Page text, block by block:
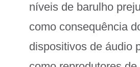
níveis de barulho
como consequência
dispositivos de áudio